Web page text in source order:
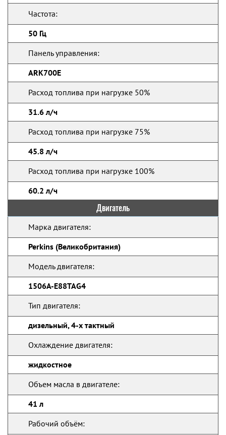
Частота:
50 Гц
Панель управления:
ARK700E
Расход топлива при нагрузке 50%
31.6 л/ч
Расход топлива при нагрузке 75%
45.8 л/ч
Расход топлива при нагрузке 100%
60.2 л/ч
Двигатель
Марка двигателя:
Perkins (Великобритания)
Модель двигателя:
1506A-E88TAG4
Тип двигателя:
дизельный, 4-х тактный
Охлаждение двигателя:
жидкостное
Объем масла в двигателе:
41 л
Рабочий объём: